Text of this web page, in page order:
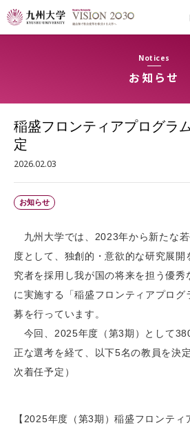
Notices
お知らせ
稲盛フロンティアプログラ
定
2026.02.03
お知らせ
九州大学では、2023年から新たな若
度として、独創的・意欲的な研究展開
究者を採用し我が国の将来を担う優秀
に実施する「稲盛フロンティアプログ
募を行っています。
今回、2025年度（第3期）として
正な選考を経て、以下5名の教員を決
次着任予定）
【2025年度（第3期）稲盛フロンティ